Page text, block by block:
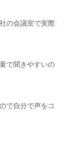
の会議室で実際
で聞きやすいの
で自分で声をコ